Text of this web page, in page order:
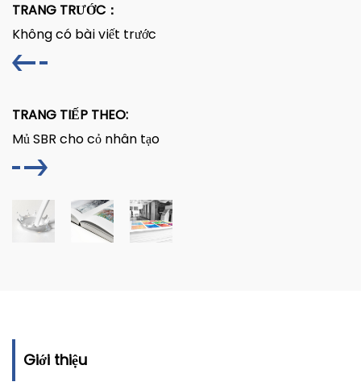
TRANG TRƯỚC：
Không có bài viết trước
TRANG TIẾP THEO:
Mủ SBR cho cỏ nhân tạo
Giới thiệu